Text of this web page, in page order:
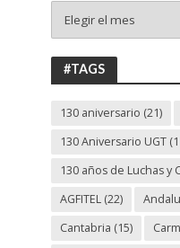
130
ANIVERSARIO
UGT
#TAGS
130 aniversario (21)
130 Aniversario UGT
130 años de Luchas y
AGFITEL(22)
Cantabria (15)